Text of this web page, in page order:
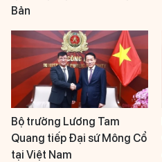
Bản
Bộ trưởng Lương Tam
Quang tiếp Đại sứ Mông Cổ
tại Việt Nam